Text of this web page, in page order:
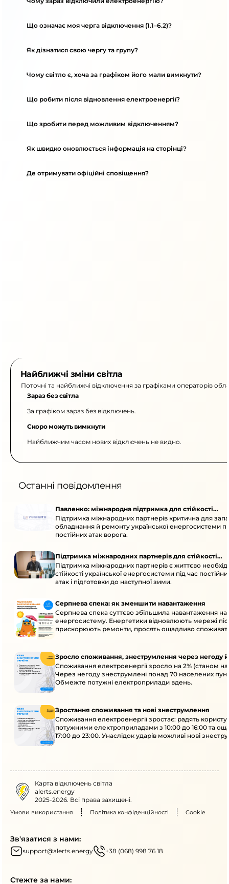
Що означає моя черга відключення (1.1–6.2)?
Як дізнатися свою чергу та групу?
Чому світло є, хоча за графіком його мали вимкнути?
Що робити після відновлення електроенергії?
Що зробити перед можливим відключенням?
Як швидко оновлюється інформація на сторінці?
Де отримувати офіційні сповіщення?
Найближчі зміни світла
Поточні та найближчі відключення за графіками операторів
Зараз без світла
За графіком зараз без відключень.
Скоро можуть вимкнути
Найближчим часом нових відключень не видно.
Останні повідомлення
Павленко: міжнародна підтримка для стійкості
енергосистеми
Підтримка міжнародних партнерів критична для
обладнання й ремонту української енергосистеми
постійних атак ворога.
Підтримка міжнародних партнерів для стійкості
енергосистеми
Підтримка міжнародних партнерів є життєво
стійкості української енергосистеми під час
атак і підготовки до наступної зими.
Серпнева спека: як зменшити навантаження
Серпнева спека суттєво збільшила навантаження на
енергосистему. Енергетики відновлюють мережі
прискорюють ремонти, просять ощадливо
Зросло споживання, знеструмлення через негоду
Споживання електроенергії зросло на 2% (станом на
Через негоду знеструмлені понад 70 населених
Обмежте потужні електроприлади вдень.
Зростання споживання та нові знеструмлення
Споживання електроенергії зростає: радять
потужними електроприладами з 10:00 до 16:00 та
17:00 до 23:00. Унаслідок ударів можливі нові
Карта відключень світла
alerts.energy
2025-2026. Всі права захищені.
Умови використання Політика конфіденційності Cookie
Зв'язатися з нами:
support@alerts.energy +38 (068) 998 76 18
Стежте за нами: